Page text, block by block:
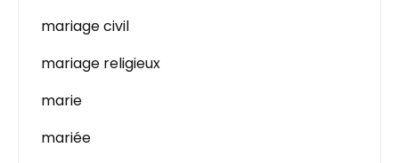
mariage civil
mariage religieux
marie
mariée